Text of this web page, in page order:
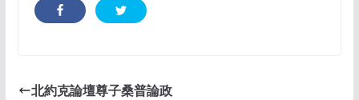
北約克論壇尊子桑普論政